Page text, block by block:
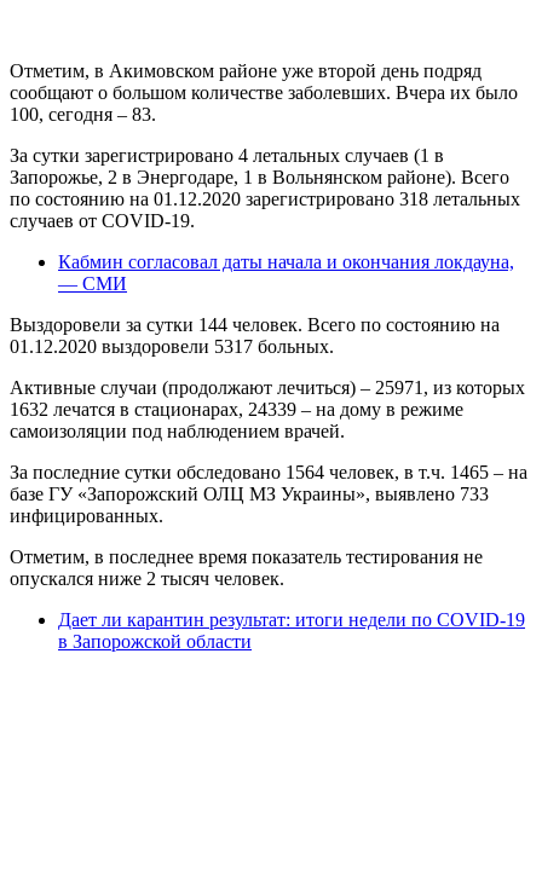
Отметим, в Акимовском районе уже второй день подряд
сообщают о большом количестве заболевших. Вчера их было
100, сегодня – 83.
За сутки зарегистрировано 4 летальных случаев (1 в
Запорожье, 2 в Энергодаре, 1 в Вольнянском районе). Всего
по состоянию на 01.12.2020 зарегистрировано 318 летальных
случаев от COVID-19.
Кабмин согласовал даты начала и окончания локдауна,
— СМИ
Выздоровели за сутки 144 человек. Всего по состоянию на
01.12.2020 выздоровели 5317 больных.
Активные случаи (продолжают лечиться) – 25971, из которых
1632 лечатся в стационарах, 24339 – на дому в режиме
самоизоляции под наблюдением врачей.
За последние сутки обследовано 1564 человек, в т.ч. 1465 – на
базе ГУ «Запорожский ОЛЦ МЗ Украины», выявлено 733
инфицированных.
Отметим, в последнее время показатель тестирования не
опускался ниже 2 тысяч человек.
Дает ли карантин результат: итоги недели по COVID-19
в Запорожской области